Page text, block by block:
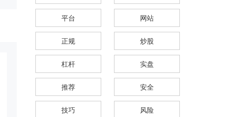
平台 网站
正规 炒股
杠杆 实盘
推荐 安全
技巧 风险